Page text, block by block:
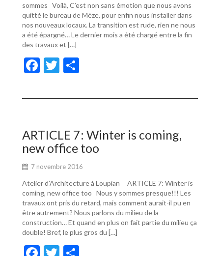
sommes Voilà, C’est non sans émotion que nous avons
quitté le bureau de Mèze, pour enfin nous installer dans
nos nouveaux locaux. La transition est rude, rien ne nous
a été épargné… Le dernier mois a été chargé entre la fin
des travaux et […]
F
e
o
o
k
T
itt ta
er
ARTICLE 7: Winter is coming,
new office too
7 novembre 2016
Atelier d’Architecture à Loupian ARTICLE 7: Winter is
coming, new office too Nous y sommes presque!!! Les
travaux ont pris du retard, mais comment aurait-il pu en
être autrement? Nous parlons du milieu de la
construction… Et quand en plus on fait partie du milieu ça
double! Bref, le plus gros du […]